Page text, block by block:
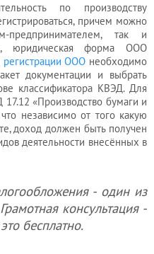
по производству
причем можно
предпринимателем, так и
юридическая форма ООО
регистрации ООО необходимо
документации и выбрать
классификатора КВЭД. Для
«Производство бумаги и
независимо от того какую
доход должен быть получен
деятельности внесённых в
- один из
консультация -
бесплатно.